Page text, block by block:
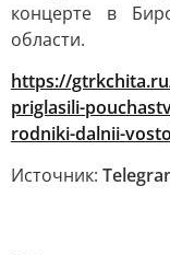
концерте в
области.
https://
priglasili-
rodniki-dalnii-
Источник: